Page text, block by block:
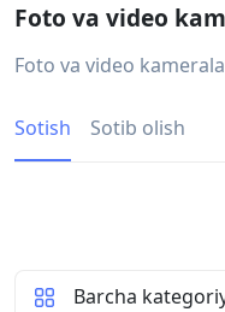
Foto va video
Foto va video
Sotish Sotib olish
Barcha